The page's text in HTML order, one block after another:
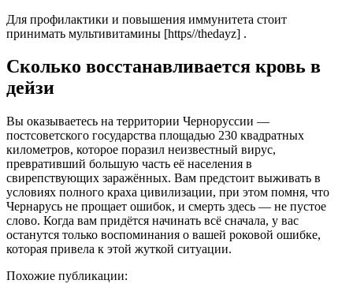
Для профилактики и повышения иммунитета стоит
принимать мультивитамины [https//thedayz] .
Сколько восстанавливается кровь в
дейзи
Вы оказываетесь на территории Черноруссии —
постсоветского государства площадью 230 квадратных
километров, которое поразил неизвестный вирус,
превративший большую часть её населения в
свирепствующих заражённых. Вам предстоит выживать в
условиях полного краха цивилизации, при этом помня, что
Чернарусь не прощает ошибок, и смерть здесь — не пустое
слово. Когда вам придётся начинать всё сначала, у вас
останутся только воспоминания о вашей роковой ошибке,
которая привела к этой жуткой ситуации.
Похожие публикации: